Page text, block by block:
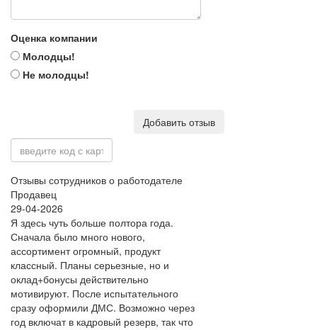
Оценка компании
Молодцы!
Не молодцы!
Добавить отзыв
Отзывы сотрудников о работодателе
Продавец
29-04-2026
Я здесь чуть больше полтора года.
Сначала было много нового,
ассортимент огромный, продукт
классный. Планы серьезные, но и
оклад+бонусы действительно
мотивируют. После испытательного
сразу оформили ДМС. Возможно через
год включат в кадровый резерв, так что